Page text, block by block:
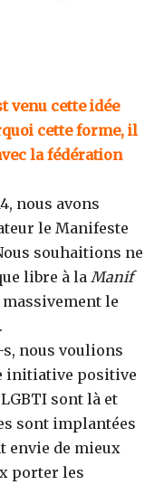
venu cette idée
cette forme, il
la fédération
nous avons
le Manifeste
souhaitions ne
libre à la Manif
le
nous voulions
initiative positive
sont là et
sont implantées
envie de mieux
porter les